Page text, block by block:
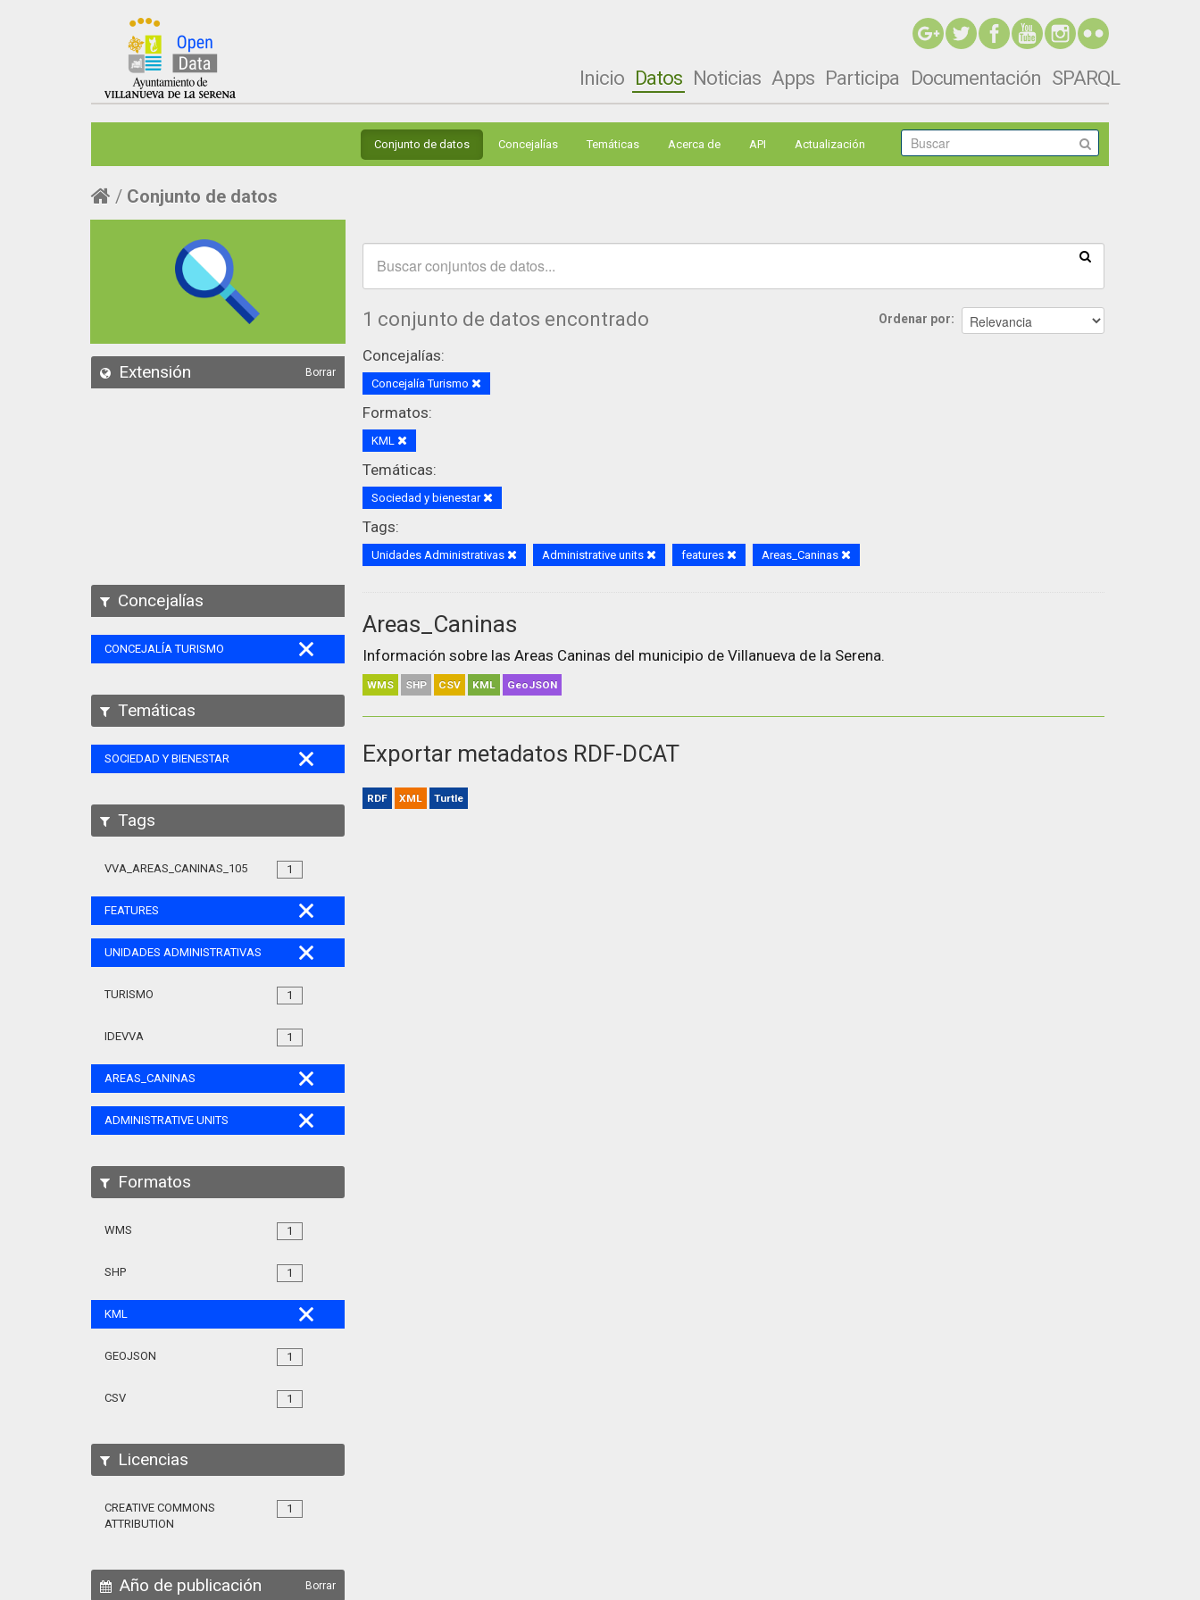
Inicio Datos Noticias Apps Participa Documentación SPARQL
Conjunto de datos Concejalías Temáticas Acerca de API Actualización
Conjunto de datos
Extensión Borrar
Concejalías
CONCEJALÍA TURISMO
Temáticas
SOCIEDAD Y BIENESTAR
Tags
1
VVA_AREAS_CANINAS_105
FEATURES
UNIDADES ADMINISTRATIVAS
1
TURISMO
1
IDEVVA
AREAS_CANINAS
ADMINISTRATIVE UNITS
Formatos
1
WMS
1
SHP
KML
1
GEOJSON
1
CSV
Licencias
1
CREATIVE COMMONS
ATTRIBUTION
Año de publicación Borrar
Ordenar por
1 conjunto de datos encontrado
Concejalías:
Concejalía Turismo
Formatos:
KML
Temáticas:
Sociedad y bienestar
Tags:
Unidades Administrativas Administrative units features Areas_Caninas
Areas_Caninas
Información sobre las Areas Caninas del municipio de Villanueva de la Serena.
WMS SHP CSV KML GeoJSON
Exportar metadatos RDF-DCAT
RDF XML Turtle